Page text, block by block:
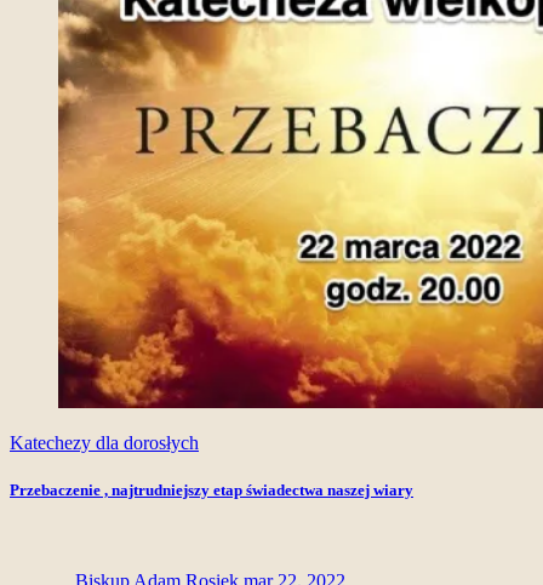
Katechezy dla dorosłych
Przebaczenie , najtrudniejszy etap świadectwa naszej wiary